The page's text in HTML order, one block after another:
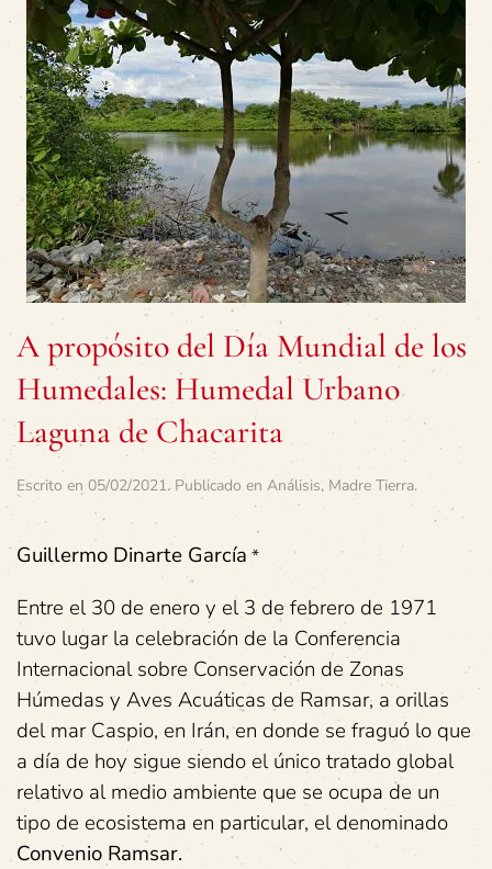
A propósito del Día Mundial de los
Humedales: Humedal Urbano
Laguna de Chacarita
Escrito en 05/02/2021. Publicado en Análisis, Madre Tierra.
Guillermo Dinarte García *
Entre el 30 de enero y el 3 de febrero de 1971
tuvo lugar la celebración de la Conferencia
Internacional sobre Conservación de Zonas
Húmedas y Aves Acuáticas de Ramsar, a orillas
del mar Caspio, en Irán, en donde se fraguó lo que
a día de hoy sigue siendo el único tratado global
relativo al medio ambiente que se ocupa de un
tipo de ecosistema en particular, el denominado
Convenio Ramsar.